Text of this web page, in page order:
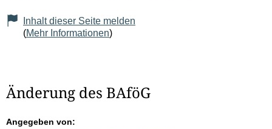
Inhalt dieser Seite melden
(Mehr Informationen)
Änderung des BAföG
Angegeben von: